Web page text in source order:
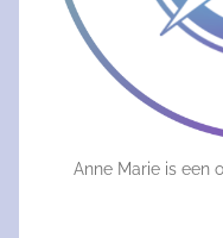
Anne Marie is een